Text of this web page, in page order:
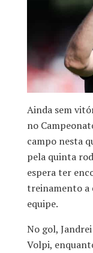
Ainda sem
no
campo nesta
pela quinta
espera ter
treinamento a
equipe.
No gol,
Volpi,